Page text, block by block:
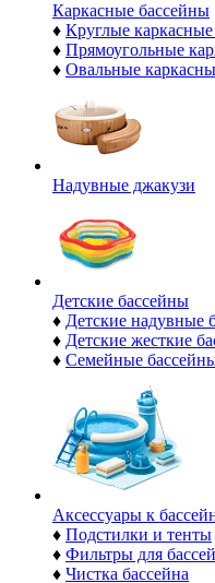
Каркасные бассейны
♦ Круглые
♦ Прямоугольные
♦ Овальные
Надувные джакузи
Детские бассейны
♦ Детские надувные
♦ Детские жесткие
♦ Семейные
Аксессуары к
♦ Подстилки и тенты
♦ Фильтры для
♦ Чистка бассейна